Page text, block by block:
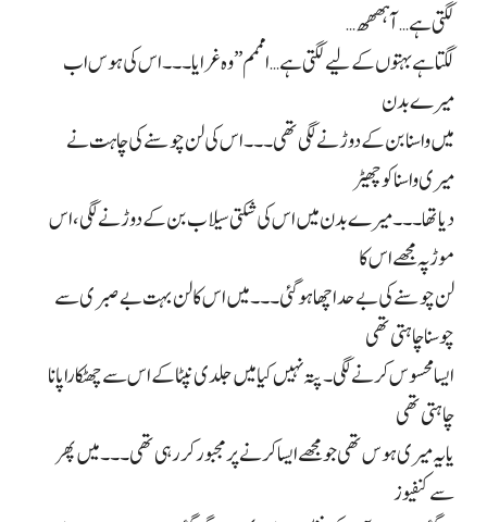
لگتی ہے… آہھھھ…
لگتا ہے بہتوں کے لیے لگتی ہے… امممم” وہ غرایا۔۔۔ اس کی ہوس اب
میرے بدن
میں واسنا بن کے دوڑنے لگی تھی۔۔۔ اس کی لن چوسنے کی چاہت نے
میری واسنا کو چھیڑ
دیا تھا۔۔۔ میرے بدن میں اس کی شکتی سیلاب بن کے دوڑنے لگی، اس
موڑ پہ مجھے اس کا
لن چوسنے کی بے حد اچھا ہو گئی۔۔۔ میں اس کا لن بہت بے صبری سے
چوسنا چاہتی تھی
ایسا محسوس کرنے لگی۔ پتہ نہیں کیا میں جلدی نپٹا کے اس سے چھٹکارا پانا
چاہتی تھی
یا یہ میری ہوس تھی جو مجھے ایسا کرنے پر مجبور کر رہی تھی۔۔۔ میں پھر
سے کنفیوز